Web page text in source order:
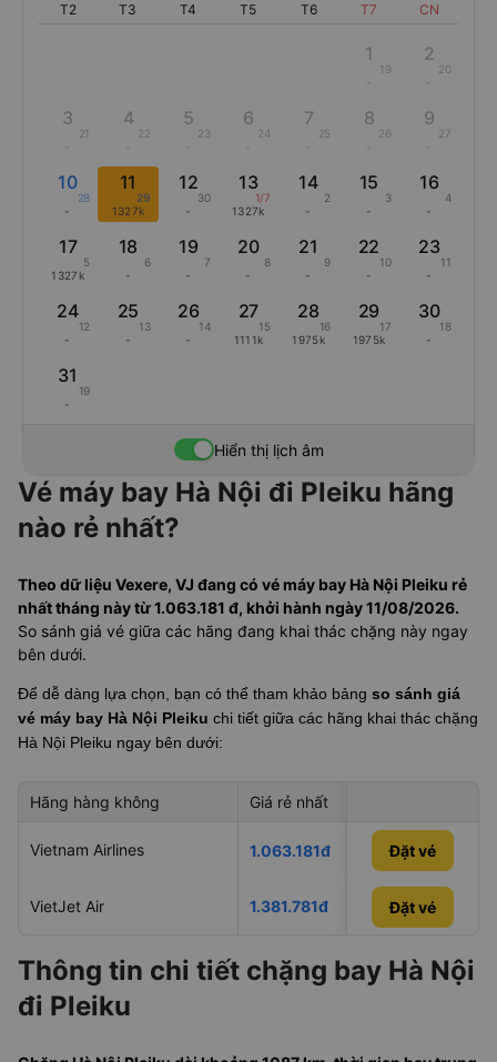
T2 T3 T4 T5 T6 T7 CN
1
19
2
20
3
21
4
22
5
23
6
24
7
25
8
26
9
27
10
28
-
11
29
1327k
12
30
-
13
1/7
1327k
14
2
-
15
3
-
16
4
-
17
5
1327k
18
6
-
19
7
-
20
8
-
21
9
-
22
10
-
23
11
-
24
12
-
25
13
-
26
14
-
27
15
1111k
28
16
1975k
29
17
1975k
30
18
-
31
19
-
Hiển thị lịch âm
Vé máy bay Hà Nội đi Pleiku hãng
nào rẻ nhất?
Theo dữ liệu Vexere, VJ đang có vé máy bay Hà Nội Pleiku rẻ
nhất tháng này từ 1.063.181 đ, khởi hành ngày 11/08/2026.
So sánh giá vé giữa các hãng đang khai thác chặng này ngay
bên dưới.
Để dễ dàng lựa chọn, bạn có thể tham khảo bảng so sánh giá
vé máy bay Hà Nội Pleiku chi tiết giữa các hãng khai thác chặng
Hà Nội Pleiku ngay bên dưới:
Hãng hàng không Giá rẻ nhất
Vietnam Airlines 1.063.181đ 07/09/2026
Đặt vé
VietJet Air 1.381.781đ 11/08/2026
Đặt vé
Đặt vé
Thông tin chi tiết chặng bay Hà Nội
đi Pleiku